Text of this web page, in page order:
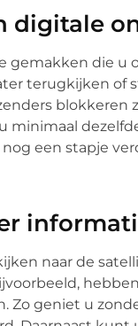
digitale
gemakken die u
terugkijken of
blokkeren
minimaal
een stapje
naar de
Zo geniet u